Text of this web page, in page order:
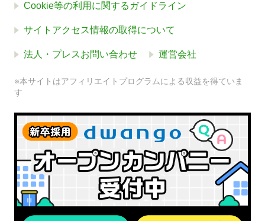
Cookie等の利用に関するガイドライン
サイトアクセス情報の取得について
法人・プレスお問い合わせ 運営会社
※本サイトはアフィリエイトプログラムによる収益を得ていま
す